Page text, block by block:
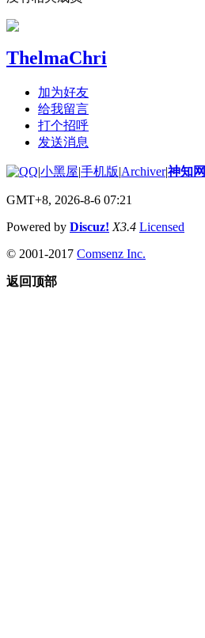
ThelmaChri
加为好友
给我留言
打个招呼
发送消息
|小黑屋|手机版|Archiver|神知网
GMT+8, 2026-8-6 07:21
Powered by Discuz! X3.4 Licensed
© 2001-2017 Comsenz Inc.
返回顶部